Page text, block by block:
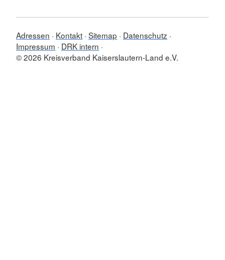
Adressen Kontakt Sitemap
Datenschutz
Impressum
DRK intern
© 2026 Kreisverband Kaiserslautern-Land e.V.